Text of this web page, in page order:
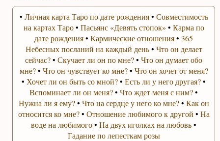
• Личная карта Таро по дате рождения• Совместимость
на картах Таро• Пасьянс «Девять стопок» • Карма по
дате рождения•Кармические отношения•365
Небесных посланий на каждый день• Что он делает
сейчас?•Скучает ли он по мне?•Что он думает обо
мне?• Что он чувствует ко мне?• Что он хочет от меня?
• Хочет ли он быть со мной?•Есть ли у него другая?•
Вспоминает ли он меня?•Что ждет меня с ним?•
Нужна ли я ему?• Что на сердце у него ко мне?• Как он
относится ко мне?• Отношение любимого к другой • На
воде на любимого•На двух иголках на любовь•
Гадание по лепесткам розы